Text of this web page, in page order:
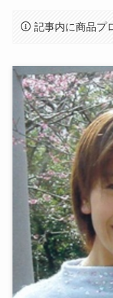
記事内に商品プ